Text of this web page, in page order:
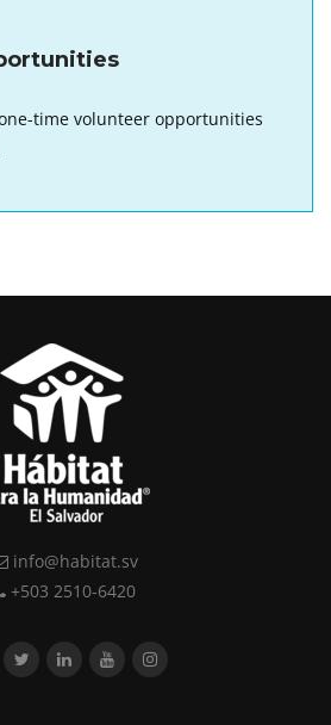
time volunteer opportunities
info@habitat.sv
+503 2510-6420